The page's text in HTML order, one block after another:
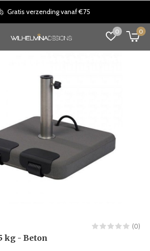
0 0
Gratis verzending vanaf €75
(0)
kg - Beton